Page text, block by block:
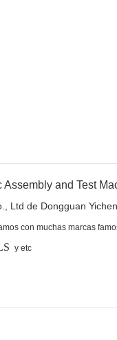
Ltd de Dongguan
con muchas marcas
y etc